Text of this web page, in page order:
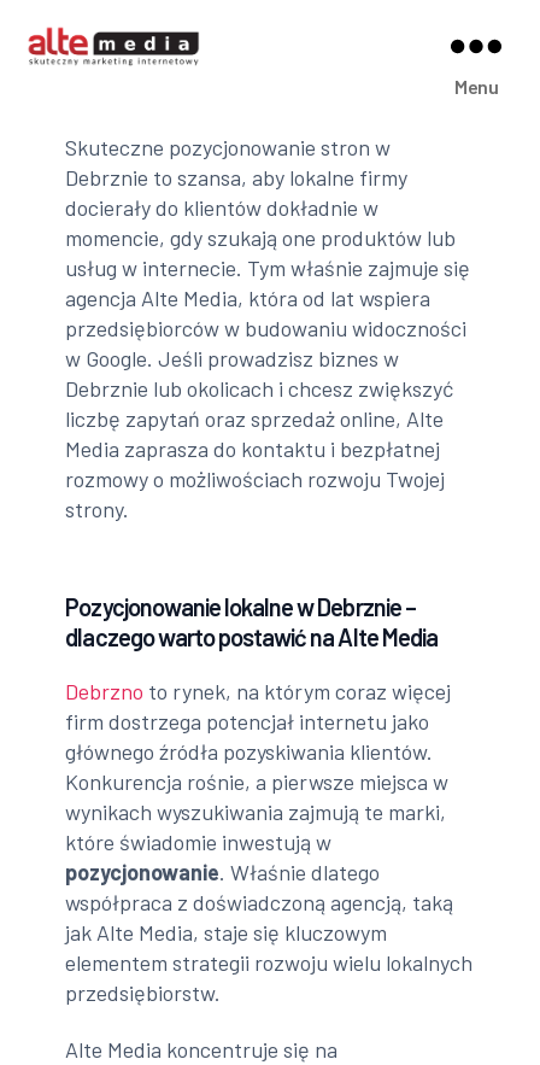
Media
Menu
Skuteczne pozycjonowanie stron w
Debrznie to szansa, aby lokalne firmy
docierały do klientów dokładnie w
momencie, gdy szukają one produktów lub
usług w internecie. Tym właśnie zajmuje się
agencja Alte Media, która od lat wspiera
przedsiębiorców w budowaniu widoczności
w Google. Jeśli prowadzisz biznes w
Debrznie lub okolicach i chcesz zwiększyć
liczbę zapytań oraz sprzedaż online, Alte
Media zaprasza do kontaktu i bezpłatnej
rozmowy o możliwościach rozwoju Twojej
strony.
Pozycjonowanie lokalne w Debrznie –
dlaczego warto postawić na Alte Media
Debrzno to rynek, na którym coraz więcej
firm dostrzega potencjał internetu jako
głównego źródła pozyskiwania klientów.
Konkurencja rośnie, a pierwsze miejsca w
wynikach wyszukiwania zajmują te marki,
które świadomie inwestują w
pozycjonowanie. Właśnie dlatego
współpraca z doświadczoną agencją, taką
jak Alte Media, staje się kluczowym
elementem strategii rozwoju wielu lokalnych
przedsiębiorstw.
Alte Media koncentruje się na